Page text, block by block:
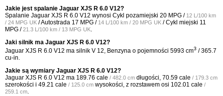
Jakie jest spalanie Jaguar XJS R 6.0 V12?
Spalanie Jaguar XJS R 6.0 V12 wynosi Cykl pozamiejski 20 MPG / 12 L/100 km
/ 24 MPG UK / Autostrada 17 MPG / 14 L/100 km / 20 MPG UK / Cykl miejski 11
MPG /21.3 L/100 km / 13 MPG UK.
Jaki silnik ma Jaguar XJS R 6.0 V12?
Jaguar XJS R 6.0 V12 ma silnik V 12, Benzyna o pojemności 5993 cm3 / 365.7
cu-in.
Jakie są wymiary Jaguar XJS R 6.0 V12?
Jaguar XJS R 6.0 V12 ma 189.76 cale / 482.0 cm długości, 70.59 cale / 179.3 cm
szerokości i 49.21 cale / 125.0 cm wysokości, z rozstawem osi 102.01 cale /
259.1 cm.